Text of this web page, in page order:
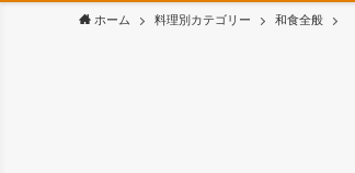
ホーム 料理別カテゴリー 和食全般